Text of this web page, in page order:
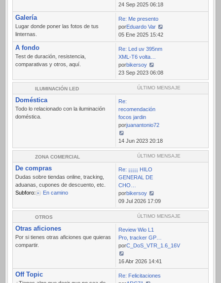
Ver
último
mensaje
24 Sep 2025 06:18
Galería
Lugar donde poner las fotos de tus
linternas.
Re: Me presento
porEduardo Var
Ver
último
mensaje
05 Ene 2025 15:42
A fondo
Test de duración, resistencia,
comparativas y otros, aquí.
Re: Led uv 395nm
XML-T6 volta…
porbikersoy
Ver
último
mensaje
23 Sep 2023 06:08
ILUMINACIÓN LED ÚLTIMO MENSAJE
Doméstica
Todo lo relacionado con la iluminación
doméstica.
Re:
recomendación
focos jardin
porjuanantonio72
Ver
último
mensaje
14 Jun 2023 20:18
ZONA COMERCIAL ÚLTIMO MENSAJE
De compras
Dudas sobre tiendas online, tracking,
aduanas, cupones de descuento, etc.
Subforo:
En camino
Re: ¡¡¡¡¡ HILO
GENERAL DE
CHO…
porbikersoy
Ver
último
mensaje
09 Jul 2026 17:09
OTROS ÚLTIMO MENSAJE
Otras aficiones
Por si tienes otras aficiones que quieras
compartir.
Review Wio L1
Pro, tracker GP…
porC_DoS_VTR_1.6_16V
Ver
último
mensaje
16 Abr 2026 14:41
Off Topic
Re: Felicitaciones